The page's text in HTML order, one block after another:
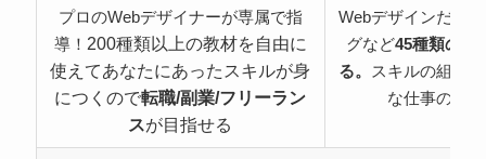
プロのWebデザイナーが専属で指
導！ 200種類以上の教材を自由に
使えてあなたにあったスキルが身
につくので転職/副業/フリーラン
スが目指せる
Webデザインだけ
グなど45種類の職
る。 スキルの組み
な仕事の可